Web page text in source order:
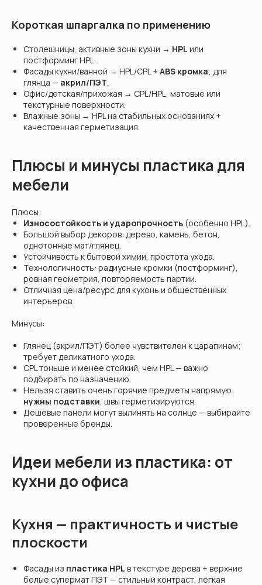
Короткая шпаргалка по применению
Столешницы, активные зоны кухни → HPL или
постформинг HPL.
Фасады кухни/ванной → HPL/CPL + ABS кромка; для
глянца — акрил/ПЭТ.
Офис/детская/прихожая → CPL/HPL, матовые или
текстурные поверхности.
Влажные зоны → HPL на стабильных основаниях +
качественная герметизация.
Плюсы и минусы пластика для
мебели
Плюсы:
Износостойкость и ударопрочность (особенно HPL).
Большой выбор декоров: дерево, камень, бетон,
однотонные мат/глянец.
Устойчивость к бытовой химии, простота ухода.
Технологичность: радиусные кромки (постформинг),
ровная геометрия, повторяемость партии.
Отличная цена/ресурс для кухонь и общественных
интерьеров.
Минусы:
Глянец (акрил/ПЭТ) более чувствителен к царапинам;
требует деликатного ухода.
CPL тоньше и менее стойкий, чем HPL — важно
подбирать по назначению.
Нельзя ставить очень горячие предметы напрямую:
нужны подставки, швы герметизируются.
Дешёвые панели могут вылинять на солнце — выбирайте
проверенные бренды.
Идеи мебели из пластика: от
кухни до офиса
Кухня — практичность и чистые
плоскости
Фасады из пластика HPL в текстуре дерева + верхние
белые супермат ПЭТ — стильный контраст, лёгкая